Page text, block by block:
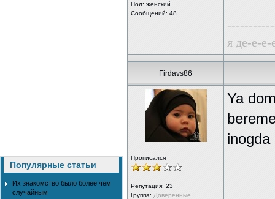
Популярные статьи
Их знакомство было более чем
случайным
Пол: женский
Сообщений: 48
я де-е-
Firdavs86
Прописался
Репутация: 23
Группа: Доверенные
Ya
inogda